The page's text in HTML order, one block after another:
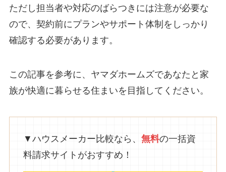
ただし担当者や対応のばらつきには注意が必要な
ので、契約前にプランやサポート体制をしっかり
確認する必要があります。
この記事を参考に、ヤマダホームズであなたと家
族が快適に暮らせる住まいを目指してください。
▼ハウスメーカー比較なら、 無料の一括資
料請求サイトがおすすめ！